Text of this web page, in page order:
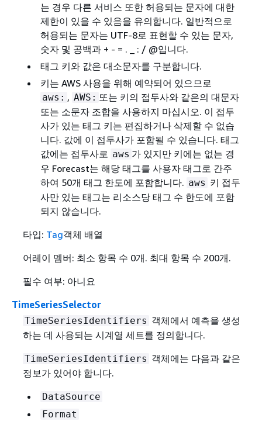
는 경우 다른 서비스 또한 허용되는 문자에 대한
제한이 있을 수 있음을 유의합니다. 일반적으로
허용되는 문자는 UTF-8로 표현할 수 있는 문자,
숫자 및 공백과 + - = . _ : / @입니다.
태그 키와 값은 대소문자를 구분합니다.
키는 AWS 사용을 위해 예약되어 있으므로
aws: , AWS: 또는 키의 접두사와 같은의 대문자
또는 소문자 조합을 사용하지 마십시오. 이 접두
사가 있는 태그 키는 편집하거나 삭제할 수 없습
니다. 값에 이 접두사가 포함될 수 있습니다. 태그
값에는 접두사로 aws 가 있지만 키에는 없는 경
우 Forecast는 해당 태그를 사용자 태그로 간주
하여 50개 태그 한도에 포함합니다. aws 키 접두
사만 있는 태그는 리소스당 태그 수 한도에 포함
되지 않습니다.
타입: Tag객체 배열
어레이 멤버: 최소 항목 수 0개. 최대 항목 수 200개.
필수 여부: 아니요
TimeSeriesSelector
TimeSeriesIdentifiers 객체에서 예측을 생성
하는 데 사용되는 시계열 세트를 정의합니다.
TimeSeriesIdentifiers 객체에는 다음과 같은
정보가 있어야 합니다.
DataSource
Format